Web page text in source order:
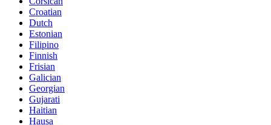
Croatian
Dutch
Estonian
Filipino
Finnish
Frisian
Galician
Georgian
Gujarati
Haitian
Hausa